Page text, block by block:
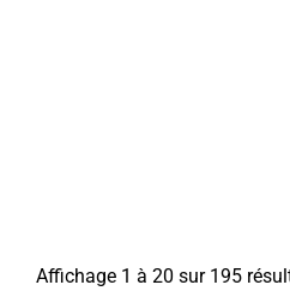
Affichage 1 à 20 sur 195